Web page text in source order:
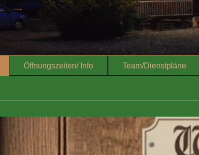
Öffnungszeiten/ Info Team/Dienstpläne